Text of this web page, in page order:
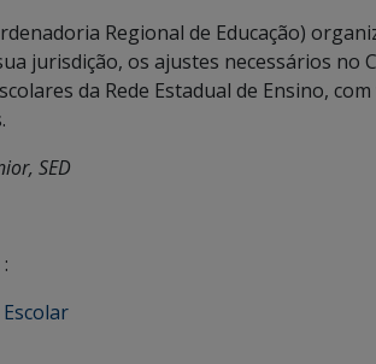
Regional de Educação)
jurisdição, os ajustes necessários no
da Rede Estadual de Ensino,
SED